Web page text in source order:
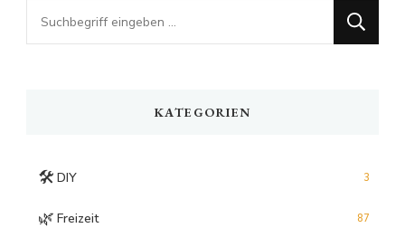
Looking
for
KATEGORIEN
🛠️ DIY 3
🌿 Freizeit 87